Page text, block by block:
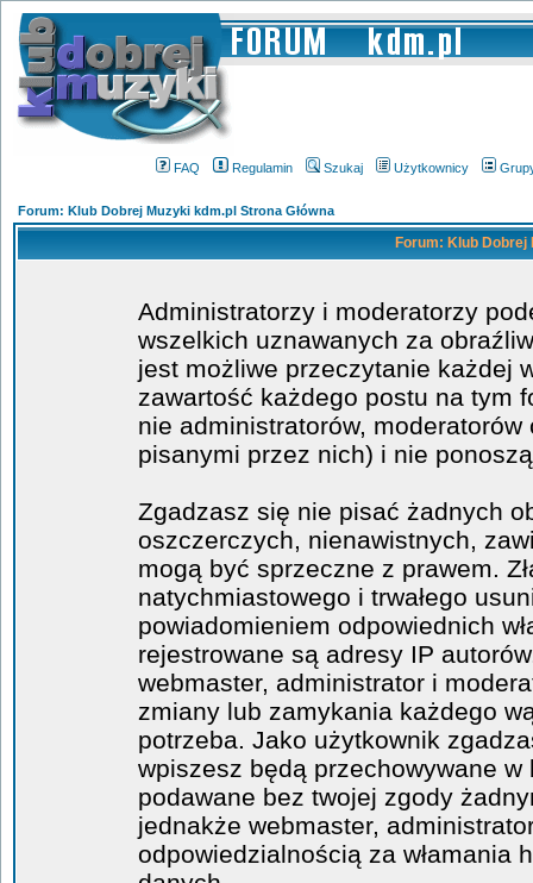
FAQ Regulamin Szukaj Użytkownicy
Forum: Klub Dobrej Muzyki kdm.pl Strona Główna
Forum: Klub
Administratorzy i moderatorzy
wszelkich uznawanych za
jest możliwe przeczytanie każdej
zawartość każdego postu na tym
nie administratorów,
pisanymi przez nich) i nie
Zgadzasz się nie pisać żadnych
oszczerczych, nienawistnych,
mogą być sprzeczne z prawem.
natychmiastowego i trwałego
powiadomieniem odpowiednich
rejestrowane są adresy IP
webmaster, administrator i
zmiany lub zamykania każdego
potrzeba. Jako użytkownik
wpiszesz będą przechowywane
podawane bez twojej zgody
jednakże webmaster,
odpowiedzialnością za włamania